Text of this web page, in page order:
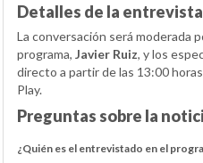
Detalles de la entrevista
La conversación será moderada
programa, Javier Ruiz, y los
directo a partir de las 13:00
Play.
Preguntas sobre la
¿Quién es el entrevistado en el